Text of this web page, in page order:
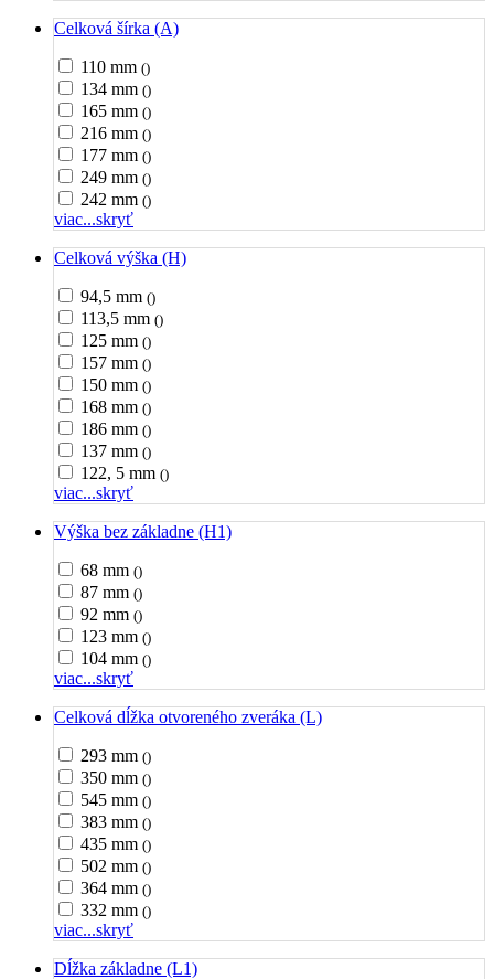
Celková šírka (A)
110 mm ()
134 mm ()
165 mm ()
216 mm ()
177 mm ()
249 mm ()
242 mm ()
viac...skryť
Celková výška (H)
94,5 mm ()
113,5 mm ()
125 mm ()
157 mm ()
150 mm ()
168 mm ()
186 mm ()
137 mm ()
122, 5 mm ()
viac...skryť
Výška bez základne (H1)
68 mm ()
87 mm ()
92 mm ()
123 mm ()
104 mm ()
viac...skryť
Celková dĺžka otvoreného zveráka (L)
293 mm ()
350 mm ()
545 mm ()
383 mm ()
435 mm ()
502 mm ()
364 mm ()
332 mm ()
viac...skryť
Dĺžka základne (L1)